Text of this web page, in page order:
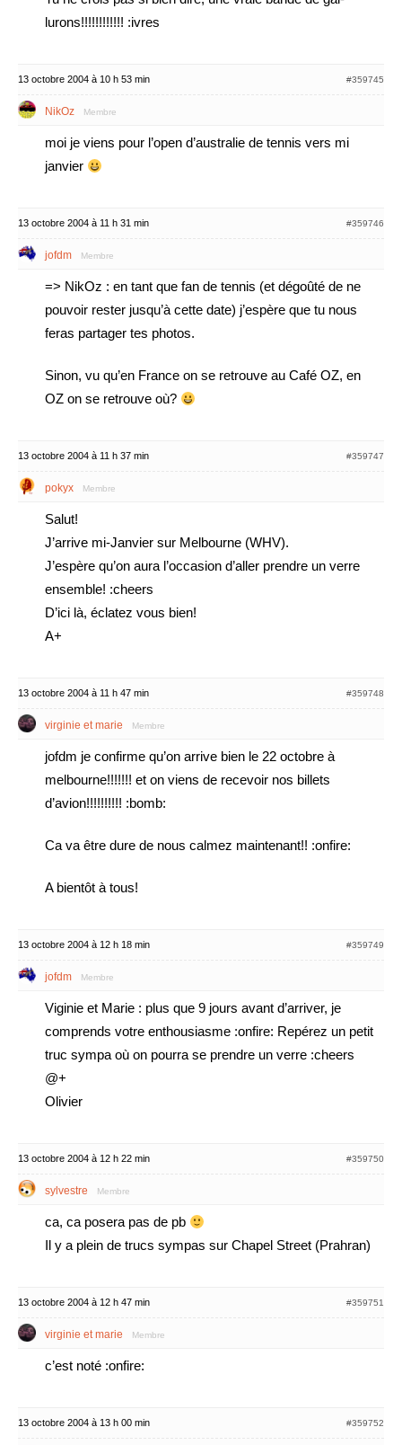
lurons!!!!!!!!!!!! :ivres
13 octobre 2004 à 10 h 53 min #359745
NikOz Membre
moi je viens pour l’open d’australie de tennis vers mi
janvier
13 octobre 2004 à 11 h 31 min #359746
jofdm Membre
=> NikOz : en tant que fan de tennis (et dégoûté de ne
pouvoir rester jusqu’à cette date) j’espère que tu nous
feras partager tes photos.
Sinon, vu qu’en France on se retrouve au Café OZ, en
OZ on se retrouve où?
13 octobre 2004 à 11 h 37 min #359747
pokyx Membre
Salut!
J’arrive mi-Janvier sur Melbourne (WHV).
J’espère qu’on aura l’occasion d’aller prendre un verre
ensemble! :cheers
D’ici là, éclatez vous bien!
A+
13 octobre 2004 à 11 h 47 min #359748
virginie et marie Membre
jofdm je confirme qu’on arrive bien le 22 octobre à
melbourne!!!!!!! et on viens de recevoir nos billets
d’avion!!!!!!!!!! :bomb:
Ca va être dure de nous calmez maintenant!! :onfire:
A bientôt à tous!
13 octobre 2004 à 12 h 18 min #359749
jofdm Membre
Viginie et Marie : plus que 9 jours avant d’arriver, je
comprends votre enthousiasme :onfire: Repérez un petit
truc sympa où on pourra se prendre un verre :cheers
@+
Olivier
13 octobre 2004 à 12 h 22 min #359750
sylvestre Membre
ca, ca posera pas de pb
Il y a plein de trucs sympas sur Chapel Street (Prahran)
13 octobre 2004 à 12 h 47 min #359751
virginie et marie Membre
c’est noté :onfire:
13 octobre 2004 à 13 h 00 min #359752